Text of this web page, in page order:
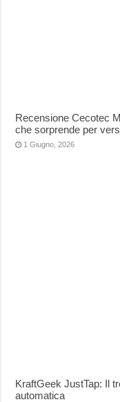
Recensione Cecotec
che sorprende per
1 Giugno, 2026
KraftGeek JustTap: Il
automatica